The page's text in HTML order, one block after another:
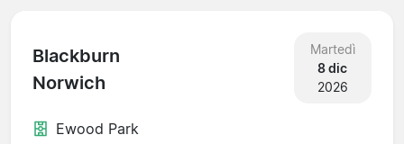
Blackburn
Norwich
Martedì
8 dic
2026
Ewood Park